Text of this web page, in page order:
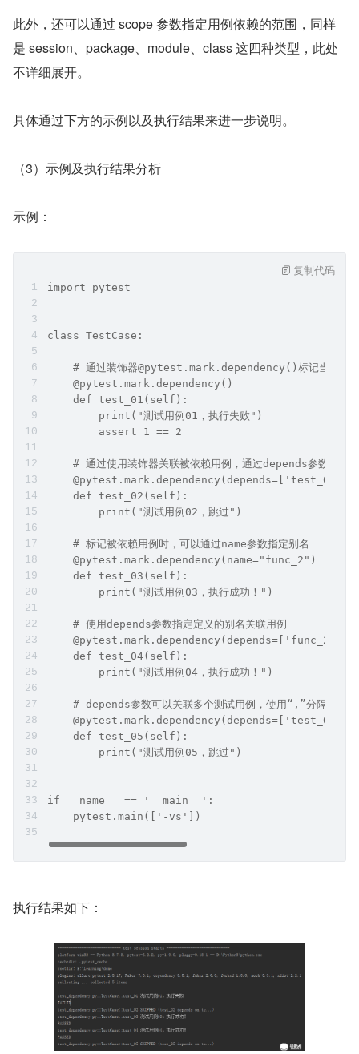
此外，还可以通过 scope 参数指定用例依赖的范围，同样
是 session、package、module、class 这四种类型，此处
不详细展开。
具体通过下方的示例以及执行结果来进一步说明。
（3）示例及执行结果分析
示例：
import pytest
class TestCase:
# 通过装饰器@pytest.mark.dependency()标记当前用例
    @pytest.mark.dependency()
    def test_01(self):
        print("测试用例01，执行失败")
        assert 1 == 2
# 通过使用装饰器关联被依赖用例，通过depends参数指定
    @pytest.mark.dependency(depends=['test_01'])
    def test_02(self):
        print("测试用例02，跳过")
    # 标记被依赖用例时，可以通过name参数指定别名
    @pytest.mark.dependency(name="func_2")
    def test_03(self):
        print("测试用例03，执行成功！")
    # 使用depends参数指定定义的别名关联用例
    @pytest.mark.dependency(depends=['func_2'])
    def test_04(self):
        print("测试用例04，执行成功！")
    # depends参数可以关联多个测试用例，使用“,”分隔即可
@pytest.mark.dependency(depends=['test_01',
    def test_05(self):
        print("测试用例05，跳过")
if __name__ == '__main__':
    pytest.main(['-vs'])
复制代码
执行结果如下：